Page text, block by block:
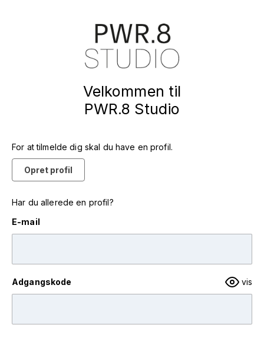
Velkommen til
PWR.8 Studio
For at tilmelde dig skal du have en profil.
Opret profil
Har du allerede en profil?
E-mail
Adgangskode vis